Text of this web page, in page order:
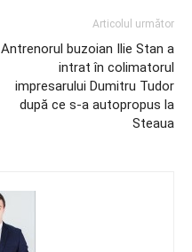
Articolul următor
Antrenorul buzoian Ilie Stan a
intrat în colimatorul
impresarului Dumitru Tudor
după ce s-a autopropus la
Steaua